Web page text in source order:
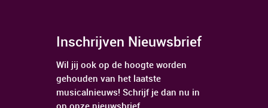
Inschrijven Nieuwsbrief
Wil jij ook op de hoogte worden
gehouden van het laatste
musicalnieuws! Schrijf je dan nu in